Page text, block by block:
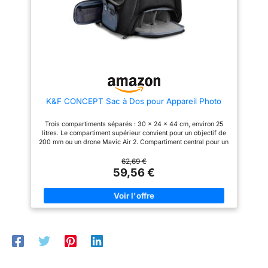
arrière dédiée peut
accueillir des ordinateurs
portables fins jusqu'à
ET AUX
INTEMÉTÉRIES】 Le
rembourrage de
protection épais à
l'intérieur, résistant aux
chocs et indéformable,
contribue à protéger
votre appareil photo et
haute densité, qui
présente des propriétés
la ville. Il respecte les normes
de bagage cabine de la plupart
des compagnies aériennes.
【Protection Tous Temps et
confortable et respirant, même
【Multifonction】Retirez les
urbain léger et élégant. Parfait
pour les excursions
quotidiennes. Le noir, discret et
garder les éléments essentiels
tels que les batteries, les cartes
mémoire et les câbles
facilement accessibles et bien
organisés. DIMENSIONS :
K&F CONCEPT Sac à Dos pour Appareil Photo
Trois compartiments séparés : 30 x 24 x 44 cm, environ 25
litres. Le compartiment supérieur convient pour un objectif de
200 mm ou un drone Mavic Air 2. Compartiment central pour un
Compartiment inférieur pour 3 objectifs standard ou un
appareil photo, un objectif. Accès rapide : ouverture latérale
pour un accès rapide à l'appareil photo et aux accessoires
pendant le transport – pour être rapidement à portée de main
dans les moments cruciaux. Autres poches de rangement :
nombreuses poches fonctionnelles pour ranger téléphone
rembourré offre de la place, spécialement conçu pour les
62,69 €
59,56 €